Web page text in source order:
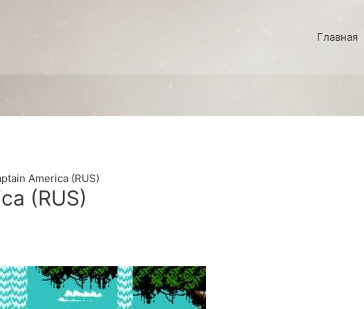
Главная
America (RUS)
(RUS)